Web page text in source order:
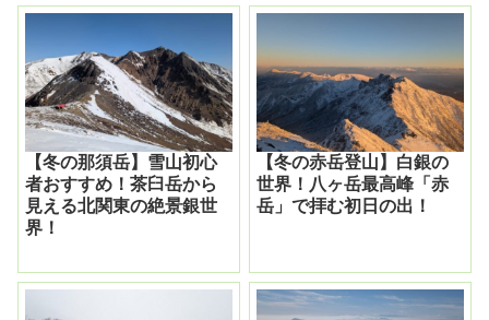
【冬の那須岳】雪山初心
者おすすめ！茶臼岳から
見える北関東の絶景銀世
界！
【冬の赤岳登山】白銀の
世界！八ヶ岳最高峰「赤
岳」で拝む初日の出！